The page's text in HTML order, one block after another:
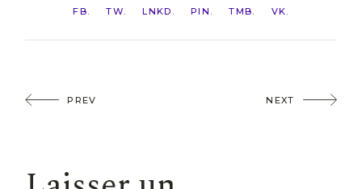
FB TW LNKD PIN TMB VK
PREV NEXT